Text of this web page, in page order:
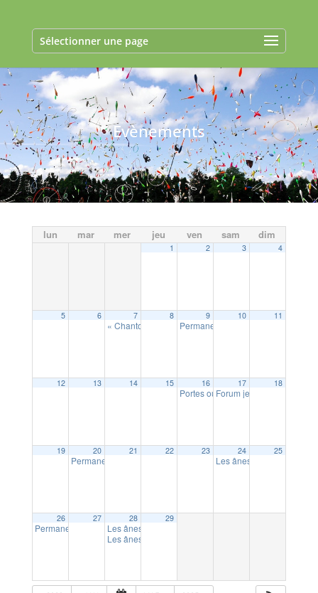
Sélectionner une page
Evènements
lun mar mer jeu ven sam dim
1 2 3 4
5 6 7
« Chantons ensemble »15:00
8 9
Permanence assistant social (sur
10 11
12 13 14 15 16
Portes ouvertes à l’école Sainte
17
Forum jeunesse «
18
19 20
Permanence mutuelle communale (sur RDV)10:00
21 22 23 24
Les ânes du canal :
25
26
Permanence avocat conseil (sur RDV)
27 28
Les ânes du canal : atelier mini fermier (18 mois à 6
Les ânes du canal : Atelier « fermier d’un soir »
29